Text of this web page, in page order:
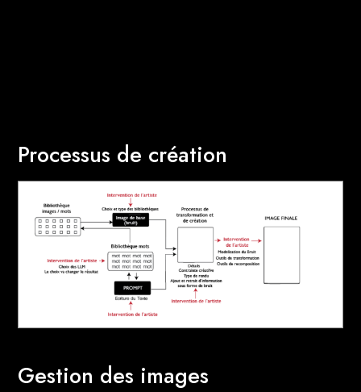
Processus de création
Gestion des images